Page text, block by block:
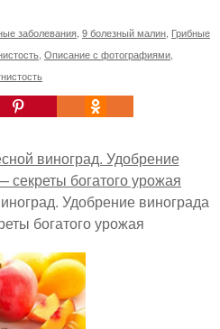
заболевания 9 болезный малин Грибные
Описание с фотографиями
Удобрение винограда
богатого урожая